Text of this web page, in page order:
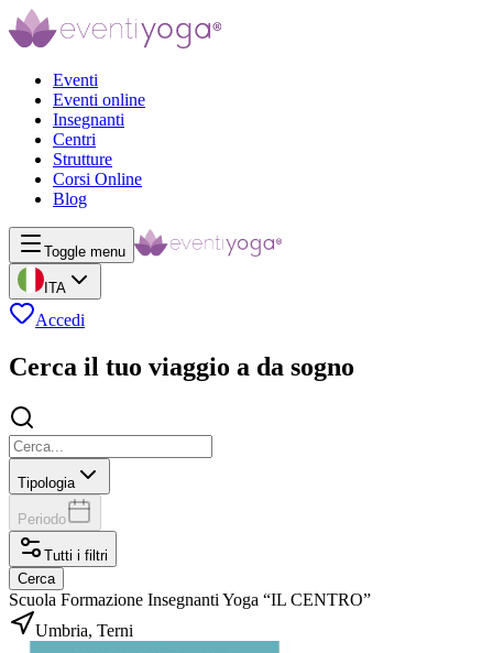
Eventi
Eventi online
Insegnanti
Centri
Strutture
Corsi Online
Blog
Toggle menu
ITA
Accedi
Cerca il tuo viaggio a da sogno
Tipologia
Periodo
Tutti i filtri
Cerca
Scuola Formazione Insegnanti Yoga “IL CENTRO”
Umbria, Terni